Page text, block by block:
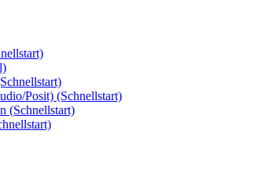
Posit) (Schnellstart)
(Schnellstart)